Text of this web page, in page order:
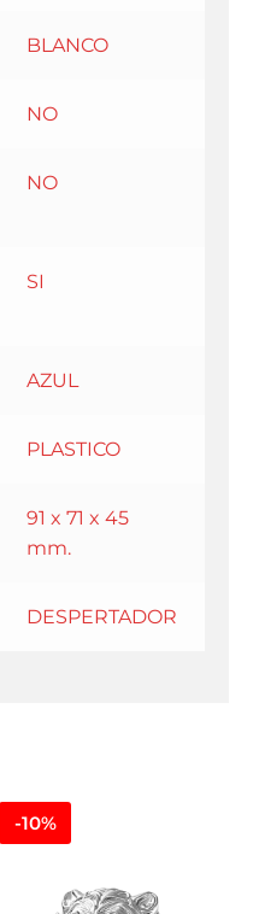
BLANCO
NO
NO
SI
AZUL
PLASTICO
91 x 71 x 45
mm.
DESPERTADOR
-10%